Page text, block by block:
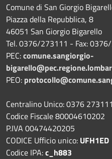
Comune di San Giorgio
Piazza della Repubblica, 8
46051 San Giorgio Bigarello
Tel. 0376/273111 - Fax:
PEC:comune.sangiorgio-
PEO:
Centralino Unico: 0376 273111
Codice Fiscale 80004610202
P.IVA 00474420205
CODICE Ufficio unico: UFH1ED
Codice IPA:c_h883